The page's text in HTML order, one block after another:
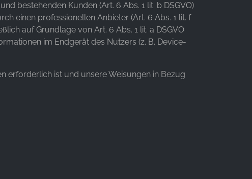
bestehenden Kunden (Art. 6 Abs. 1 lit. b DSGVO)
einen professionellen Anbieter (Art. 6 Abs. 1 lit. f
auf Grundlage von Art. 6 Abs. 1 lit. a DSGVO
im Endgerät des Nutzers (z. B. Device-
erforderlich ist und unsere Weisungen in Bezug